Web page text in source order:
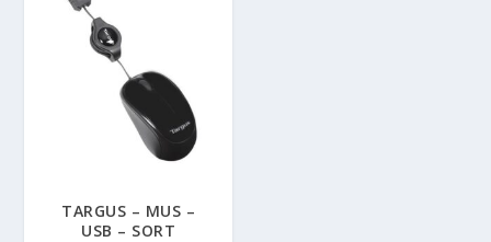
TARGUS – MUS –
USB – SORT